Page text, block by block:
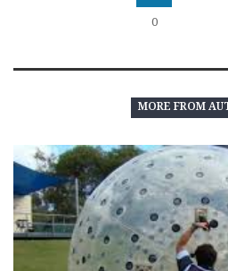
0
MORE FROM